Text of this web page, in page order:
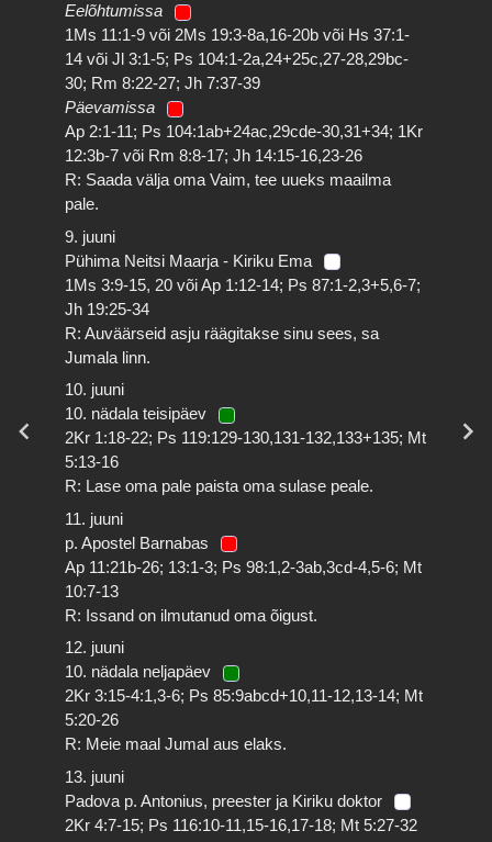
Eelõhtumissa
1Ms 11:1-9 või 2Ms 19:3-8a,16-20b või Hs 37:1-
14 või Jl 3:1-5; Ps 104:1-2a,24+25c,27-28,29bc-
30; Rm 8:22-27; Jh 7:37-39
Päevamissa
Ap 2:1-11; Ps 104:1ab+24ac,29cde-30,31+34; 1Kr
12:3b-7 või Rm 8:8-17; Jh 14:15-16,23-26
R: Saada välja oma Vaim, tee uueks maailma
pale.
9. juuni
Pühima Neitsi Maarja - Kiriku Ema
1Ms 3:9-15, 20 või Ap 1:12-14; Ps 87:1-2,3+5,6-7;
Jh 19:25-34
R: Auväärseid asju räägitakse sinu sees, sa
Jumala linn.
10. juuni
10. nädala teisipäev
2Kr 1:18-22; Ps 119:129-130,131-132,133+135; Mt
5:13-16
R: Lase oma pale paista oma sulase peale.
11. juuni
p. Apostel Barnabas
Ap 11:21b-26; 13:1-3; Ps 98:1,2-3ab,3cd-4,5-6; Mt
10:7-13
R: Issand on ilmutanud oma õigust.
12. juuni
10. nädala neljapäev
2Kr 3:15-4:1,3-6; Ps 85:9abcd+10,11-12,13-14; Mt
5:20-26
R: Meie maal Jumal aus elaks.
13. juuni
Padova p. Antonius, preester ja Kiriku doktor
2Kr 4:7-15; Ps 116:10-11,15-16,17-18; Mt 5:27-32